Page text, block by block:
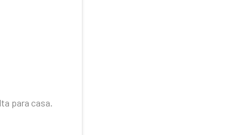
para casa.